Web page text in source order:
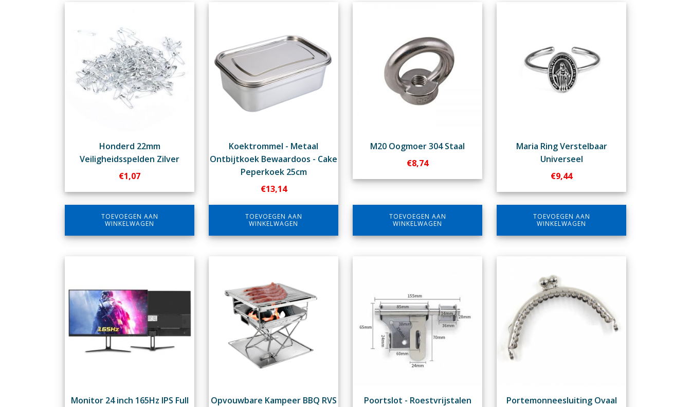
Honderd 22mm
Veiligheidsspelden Zilver
€1,07
TOEVOEGEN AAN
WINKELWAGEN
Koektrommel - Metaal
Ontbijtkoek Bewaardoos - Cake
Peperkoek 25cm
€13,14
TOEVOEGEN AAN
WINKELWAGEN
M20 Oogmoer 304 Staal
€8,74
TOEVOEGEN AAN
WINKELWAGEN
Maria Ring Verstelbaar
Universeel
€9,44
TOEVOEGEN AAN
WINKELWAGEN
Monitor 24 inch 165Hz IPS Full
Opvouwbare Kampeer BBQ RVS
Poortslot - Roestvrijstalen
Portemonneesluiting Ovaal